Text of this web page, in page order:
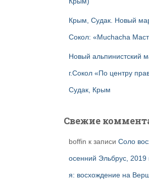
Крым, Судак. Новый
Сокол: «Muchacha
Новый альпинистский
г.Сокол «По центру
Судак, Крым
Свежие
boffin к записи Соло
осенний Эльбрус, 2019
я: восхождение на